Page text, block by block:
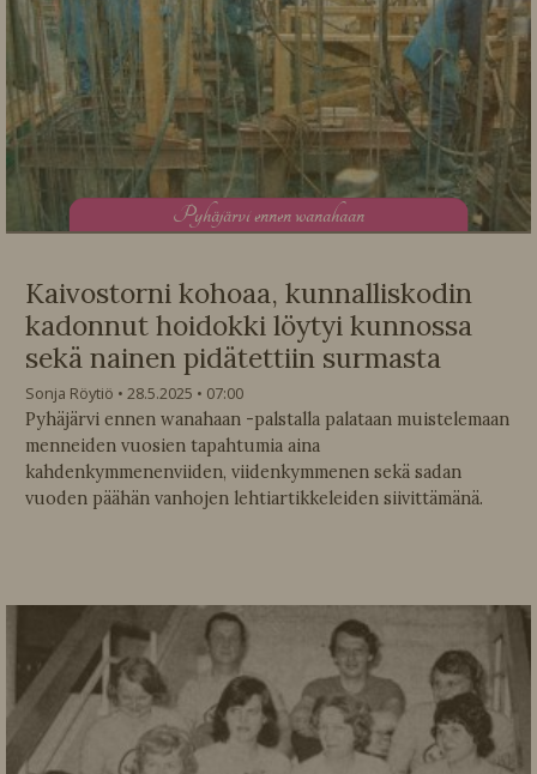
Pyhäjärvi ennen wanahaan
Kaivostorni kohoaa, kunnalliskodin
kadonnut hoidokki löytyi kunnossa
sekä nainen pidätettiin surmasta
Sonja Röytiö 28.5.2025
07:00
Pyhäjärvi ennen wanahaan -palstalla palataan muistelemaan
menneiden vuosien tapahtumia aina
kahdenkymmenenviiden, viidenkymmenen sekä sadan
vuoden päähän vanhojen lehtiartikkeleiden siivittämänä.